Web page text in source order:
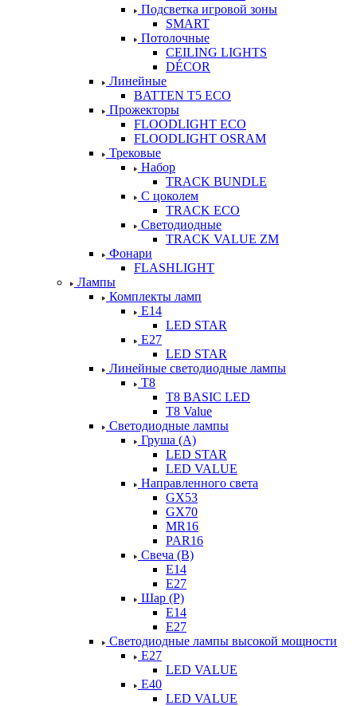
Подсветка игровой зоны
SMART
Потолочные
CEILING LIGHTS
DÉCOR
Линейные
BATTEN T5 ECO
Прожекторы
FLOODLIGHT ECO
FLOODLIGHT OSRAM
Трековые
Набор
TRACK BUNDLE
С цоколем
TRACK ECO
Светодиодные
TRACK VALUE ZM
Фонари
FLASHLIGHT
Лампы
Комплекты ламп
Е14
LED STAR
Е27
LED STAR
Линейные светодиодные лампы
Т8
T8 BASIC LED
T8 Value
Светодиодные лампы
Груша (А)
LED STAR
LED VALUE
Направленного света
GX53
GX70
MR16
PAR16
Свеча (В)
Е14
Е27
Шар (Р)
Е14
Е27
Светодиодные лампы высокой мощности
Е27
LED VALUE
Е40
LED VALUE